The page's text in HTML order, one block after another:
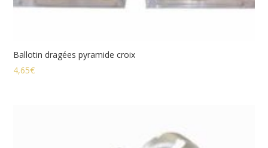
Ballotin dragées pyramide croix
4,65€